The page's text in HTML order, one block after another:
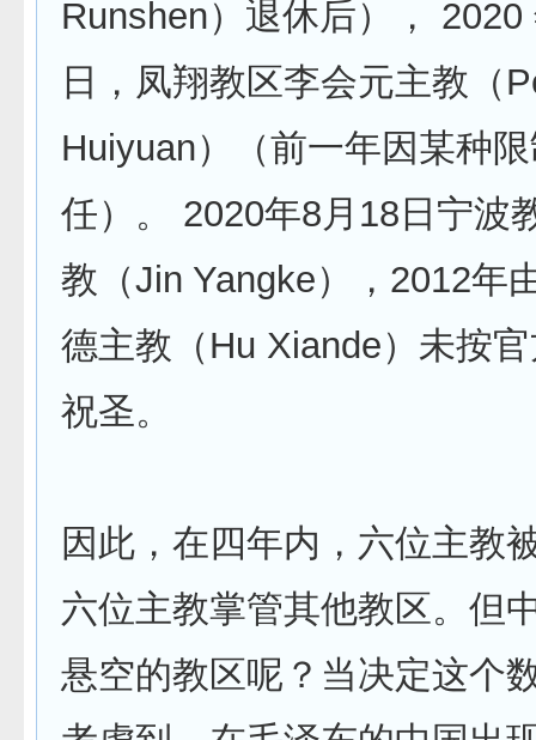
Runshen）退休后），
日，凤翔教区李会元主教（
Huiyuan）（前一年因某种
任）。 2020年8月18日宁波
教（Jin Yangke），2012年
德主教（Hu Xiande）未按
祝圣。
因此，在四年内，六位主教
六位主教掌管其他教区。但
悬空的教区呢？当决定这个